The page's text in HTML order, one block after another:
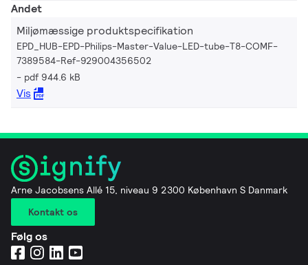
Andet
Miljømæssige produktspecifikation
EPD_HUB-EPD-Philips-Master-Value-LED-tube-T8-COMF-
7389584-Ref-929004356502
pdf 944.6 kB
Vis
Arne Jacobsens Allé 15, niveau 9 2300 København S Danmark
Kontakt os
Følg os